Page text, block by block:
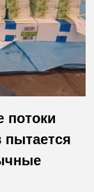
потоки
пытается